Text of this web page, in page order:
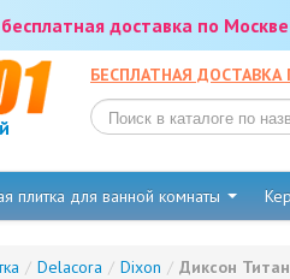
бесплатная доставка по
БЕСПЛАТНАЯ
плитка для ванной комнаты
/ Delacora / Dixon / Диксон